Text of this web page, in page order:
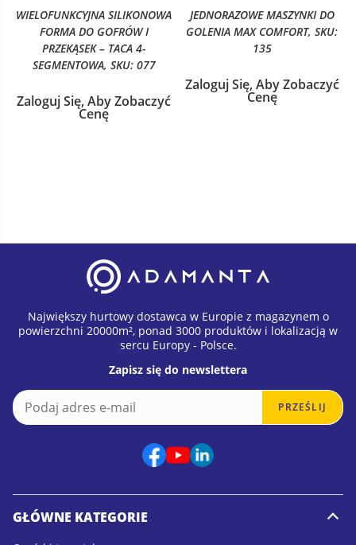
WIELOFUNKCYJNA SILIKONOWA
FORMA DO GOFRÓW I
PRZEKĄSEK – TACA 4-
SEGMENTOWA, SKU: 077
Zaloguj Się, Aby Zobaczyć
Cenę
JEDNORAZOWE MASZYNKI DO
GOLENIA MAX COMFORT, SKU:
135
Zaloguj Się, Aby Zobaczyć
Cenę
Największy hurtowy dostawca w Europie z magazynem o
powierzchni 20000m², ponad 3000 produktów i lokalizacją w
sercu Europy - Polsce.
Zapisz się do newslettera
a
E
m
a
E
m
PRZEŚLIJ
GŁÓWNE KATEGORIE